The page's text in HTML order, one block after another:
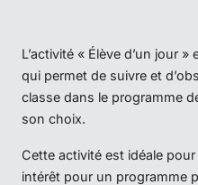
L’activité « Élève d’un jour
qui permet de suivre et
classe dans le programme
son choix.
Cette activité est idéale
intérêt pour un programme